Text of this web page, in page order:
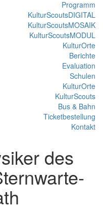
Programm
KulturScoutsDIGITAL
KulturScoutsMOSAIK
KulturScoutsMODUL
KulturOrte
Berichte
Evaluation
Schulen
KulturOrte
KulturScouts
Bus & Bahn
Ticketbestellung
Kontakt
des